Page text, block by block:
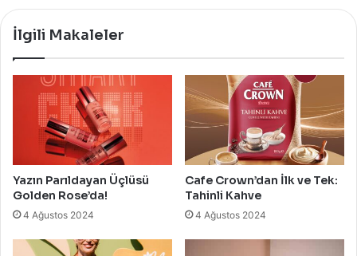
İlgili Makaleler
Yazın Parıldayan Üçlüsü
Golden Rose’da!
4 Ağustos 2024
Cafe Crown’dan İlk ve Tek:
Tahinli Kahve
4 Ağustos 2024